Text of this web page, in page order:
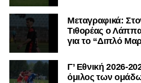
Μεταγραφικά:
Τιθορέας ο
για το “Διπλό
Γ’ Εθνική 2026-
όμιλος των